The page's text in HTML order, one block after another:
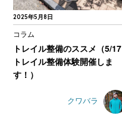
2025年5月8日
コラム
トレイル整備のススメ（5/17
トレイル整備体験開催しま
す！）
クワバラ